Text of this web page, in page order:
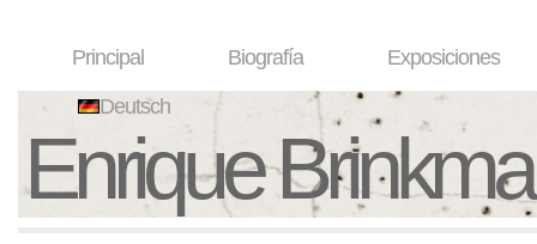
Principal Biografía Exposiciones
Deutsch
Enrique